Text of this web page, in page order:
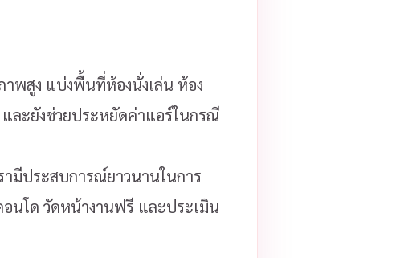
พสูง แบ่งพื้นที่ห้องนั่งเล่น ห้อง
ละยังช่วยประหยัดค่าแอร์ในกรณี
ามีประสบการณ์ยาวนานในการ
นโด วัดหน้างานฟรี และประเมิน